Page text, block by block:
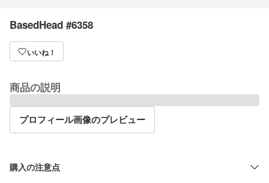
BasedHead #6358
いいね！
商品の説明
プロフィール画像のプレビュー
購入の注意点